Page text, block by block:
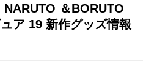
＆BORUTO
ア 19 新作グッズ情報